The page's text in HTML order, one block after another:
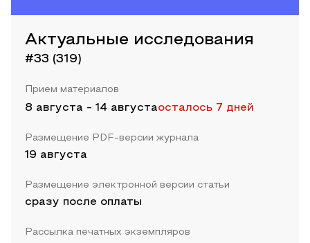
Актуальные исследования
#33 (319)
Прием материалов
8 августа - 14 августаосталось 7 дней
Размещение PDF-версии журнала
19 августа
Размещение электронной версии статьи
сразу после оплаты
Рассылка печатных экземпляров